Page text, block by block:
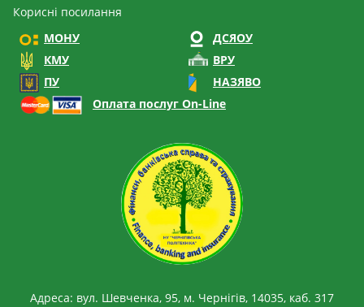
Корисні посилання
МОНУ
ДСЯОУ
КМУ
ВРУ
ПУ
НАЗЯВО
Оплата послуг On-Line
Адреса: вул. Шевченка, 95, м. Чернігів, 14035, каб. 317